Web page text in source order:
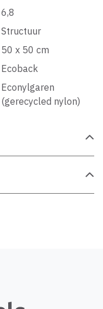
6,8
Structuur
50 x 50 cm
Ecoback
Econylgaren
(gerecycled nylon)